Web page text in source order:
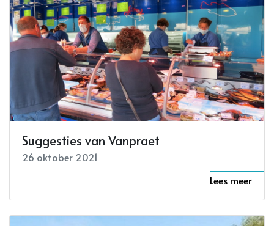
Suggesties van Vanpraet
26 oktober 2021
Lees meer